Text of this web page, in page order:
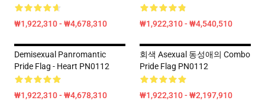
₩1,922,310 - ₩4,678,310 ₩1,922,310 - ₩4,540,510
Demisexual Panromantic
Pride Flag - Heart PN0112
₩1,922,310 - ₩4,678,310
회색 Asexual 동성애의 Combo
Pride Flag PN0112
₩1,922,310 - ₩2,197,910